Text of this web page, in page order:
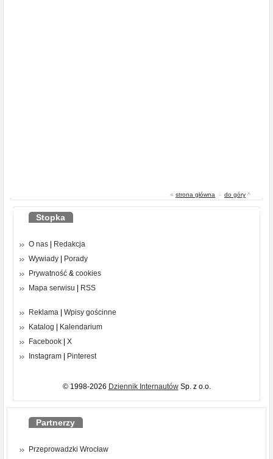
« strona główna - do góry ^
Stopka
O nas
Redakcja
Wywiady
Porady
Prywatność & cookies
Mapa serwisu
RSS
Reklama
Wpisy gościnne
Katalog
Kalendarium
Facebook
X
Instagram
Pinterest
© 1998-2026 Dziennik InternautówSp. z o.o.
Partnerzy
Przeprowadzki Wrocław